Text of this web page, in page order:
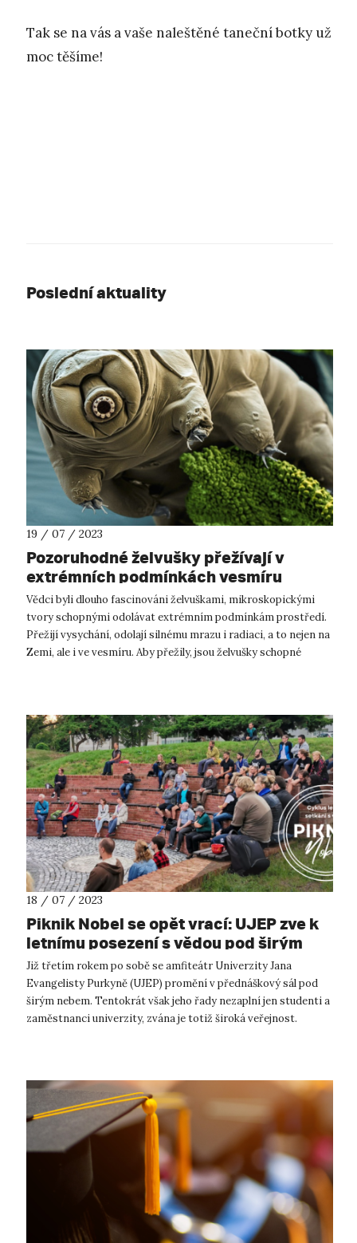
Tak se na vás a vaše naleštěné taneční botky už
moc těšíme!
Poslední aktuality
19 / 07 / 2023
Pozoruhodné želvušky přežívají v
extrémních podmínkách vesmíru
Vědci byli dlouho fascinováni želvuškami, mikroskopickými
tvory schopnými odolávat extrémním podmínkám prostředí.
Přežijí vysychání, odolají silnému mrazu i radiaci, a to nejen na
Zemi, ale i ve vesmíru. Aby přežily, jsou želvušky schopné
18 / 07 / 2023
Piknik Nobel se opět vrací: UJEP zve k
letnímu posezení s vědou pod širým
nebem
Již třetím rokem po sobě se amfiteátr Univerzity Jana
Evangelisty Purkyně (UJEP) promění v přednáškový sál pod
širým nebem. Tentokrát však jeho řady nezaplní jen studenti a
zaměstnanci univerzity, zvána je totiž široká veřejnost.